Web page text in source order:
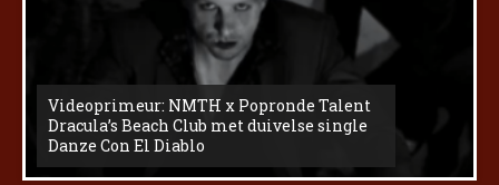
Videoprimeur: NMTH x Popronde Talent
Dracula’s Beach Club met duivelse single
Danze Con El Diablo